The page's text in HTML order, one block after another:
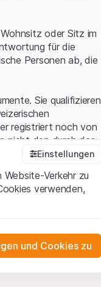
oder Sitz im
für die
Personen ab, die
Sie qualifizieren
registriert noch von
nicht den durch das
Sie, dass Sie die
an dem auf der
Einstellungen
Verkehr zu
verwenden,
und Cookies zu